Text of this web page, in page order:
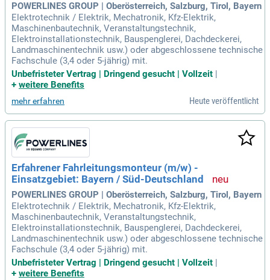
POWERLINES GROUP | Oberösterreich, Salzburg, Tirol, Bayern
Elektrotechnik / Elektrik, Mechatronik, Kfz-Elektrik,
Maschinenbautechnik, Veranstaltungstechnik,
Elektroinstallationstechnik, Bauspenglerei, Dachdeckerei,
Landmaschinentechnik usw.) oder abgeschlossene technische
Fachschule (3,4 oder 5-jährig) mit.
Unbefristeter Vertrag | Dringend gesucht | Vollzeit |
+ weitere Benefits
mehr erfahren Heute veröffentlicht
Erfahrener Fahrleitungsmonteur (m/w) -
Einsatzgebiet: Bayern / Süd-Deutschland
POWERLINES GROUP | Oberösterreich, Salzburg, Tirol, Bayern
Elektrotechnik / Elektrik, Mechatronik, Kfz-Elektrik,
Maschinenbautechnik, Veranstaltungstechnik,
Elektroinstallationstechnik, Bauspenglerei, Dachdeckerei,
Landmaschinentechnik usw.) oder abgeschlossene technische
Fachschule (3,4 oder 5-jährig) mit.
Unbefristeter Vertrag | Dringend gesucht | Vollzeit
+ weitere Benefits